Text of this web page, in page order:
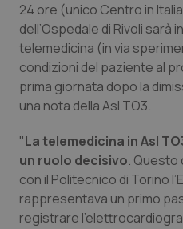
Campania
Emilia-Romagna
Friuli Venezia Giulia
Lazio
Liguria
Car-T
Colesterolo &
Dermatite Atopica
Diabete &
Disturbi dell’umore
24 ore (unico Centro in
dell’Ospedale di Rivoli sarà
telemedicina (in via
condizioni del paziente al
prima giornata dopo la
una nota della Asl TO3.
"La telemedicina in Asl
un ruolo decisivo.
con il Politecnico di Torino
rappresentava un primo
registrare